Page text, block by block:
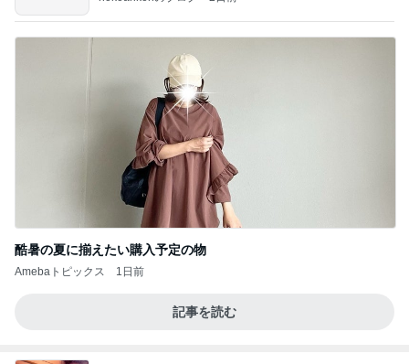
酷暑の夏に揃えたい購入予定の物
Amebaトピックス 1日前
記事を読む